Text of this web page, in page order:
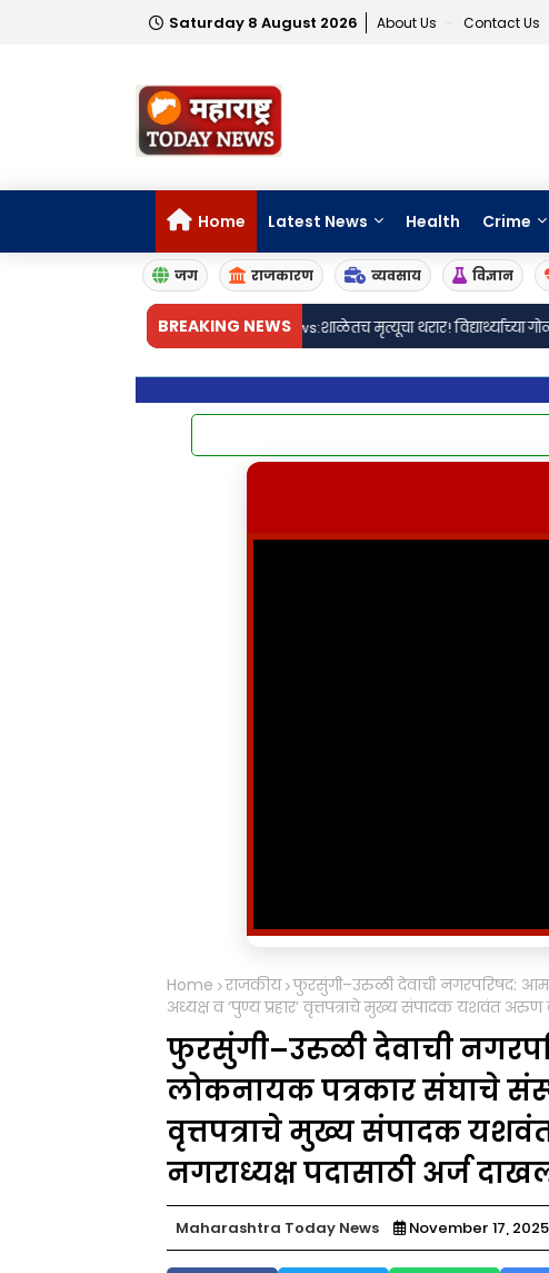
Saturday 8 August 2026 About Us Contact Us
Home Latest News Health Crime
जग राजकारण व्यवसाय विज्ञान
BREAKING NEWS
Crime news:शाळेतच मृत्यूचा थरार! विद्यार्थ्याच्या गोळीबारात ७
Home राजकीय फुरसुंगी–उरुळी देवाची नगरपरिषद:
अध्यक्ष व ‘पुण्य प्रहार’ वृत्तपत्राचे मुख्य संपादक यशवंत
फुरसुंगी–उरुळी देवाची
लोकनायक पत्रकार संघाचे
वृत्तपत्राचे मुख्य संपादक
नगराध्यक्ष पदासाठी अर्ज
Maharashtra Today News November 17, 2025